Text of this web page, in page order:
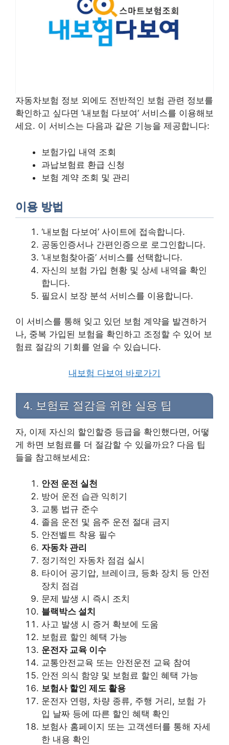
자동차보험 정보 외에도 전반적인 보험 관련 정보를
확인하고 싶다면 ‘내보험 다보여’ 서비스를 이용해보
세요. 이 서비스는 다음과 같은 기능을 제공합니다:
보험가입 내역 조회
과납보험료 환급 신청
보험 계약 조회 및 관리
이용 방법
‘내보험 다보여’ 사이트에 접속합니다.
공동인증서나 간편인증으로 로그인합니다.
‘내보험찾아줌’ 서비스를 선택합니다.
자신의 보험 가입 현황 및 상세 내역을 확인
합니다.
필요시 보장 분석 서비스를 이용합니다.
이 서비스를 통해 잊고 있던 보험 계약을 발견하거
나, 중복 가입된 보험을 확인하고 조정할 수 있어 보
험료 절감의 기회를 얻을 수 있습니다.
내보험 다보여 바로가기
4. 보험료 절감을 위한 실용 팁
자, 이제 자신의 할인할증 등급을 확인했다면, 어떻
게 하면 보험료를 더 절감할 수 있을까요? 다음 팁
들을 참고해보세요:
안전 운전 실천
방어 운전 습관 익히기
교통 법규 준수
졸음 운전 및 음주 운전 절대 금지
안전벨트 착용 필수
자동차 관리
정기적인 자동차 점검 실시
타이어 공기압, 브레이크, 등화 장치 등 안전
장치 점검
문제 발생 시 즉시 조치
블랙박스 설치
사고 발생 시 증거 확보에 도움
보험료 할인 혜택 가능
운전자 교육 이수
교통안전교육 또는 안전운전 교육 참여
안전 의식 함양 및 보험료 할인 혜택 가능
보험사 할인 제도 활용
운전자 연령, 차량 종류, 주행 거리, 보험 가
입 날짜 등에 따른 할인 혜택 확인
보험사 홈페이지 또는 고객센터를 통해 자세
한 내용 확인